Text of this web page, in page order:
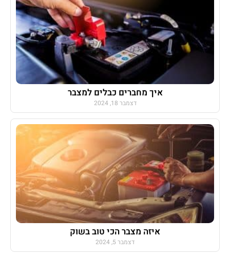
איך מחברים כבלים למצבר
דצמבר 18, 2024
איזה מצבר הכי טוב בשוק
דצמבר 5, 2024